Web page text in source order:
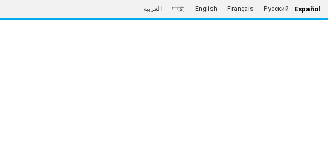
العربية 中文 English Français Русский Español